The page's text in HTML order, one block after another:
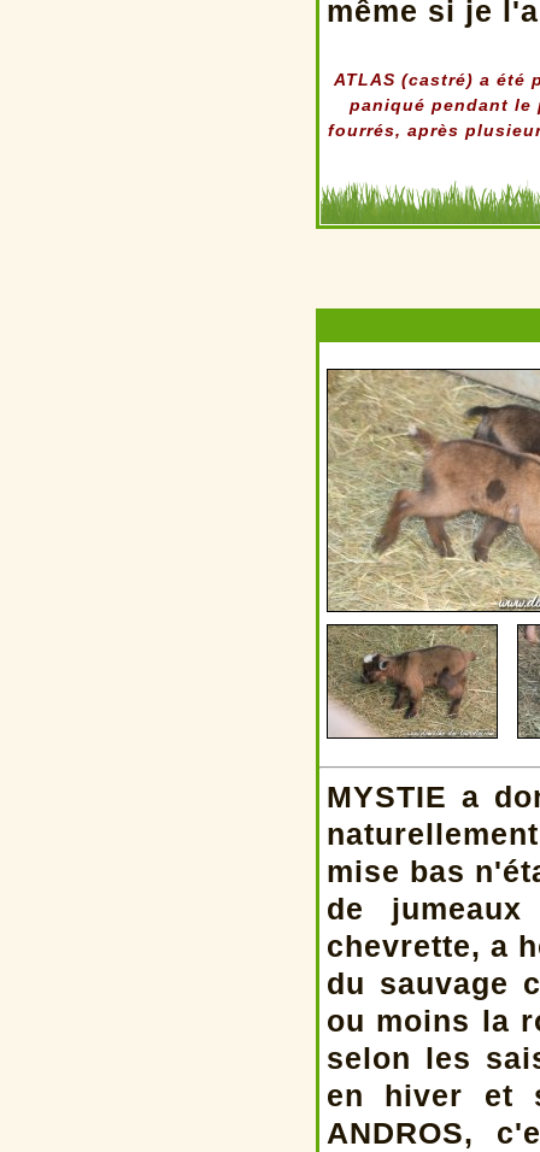
même si je
ATLAS (castré) a été
paniqué pendant le
fourrés, après
MYSTIE a
mise bas
de
chevrette, a
du sauvage
ou moins la
selon les
en hiver et
ANDROS,